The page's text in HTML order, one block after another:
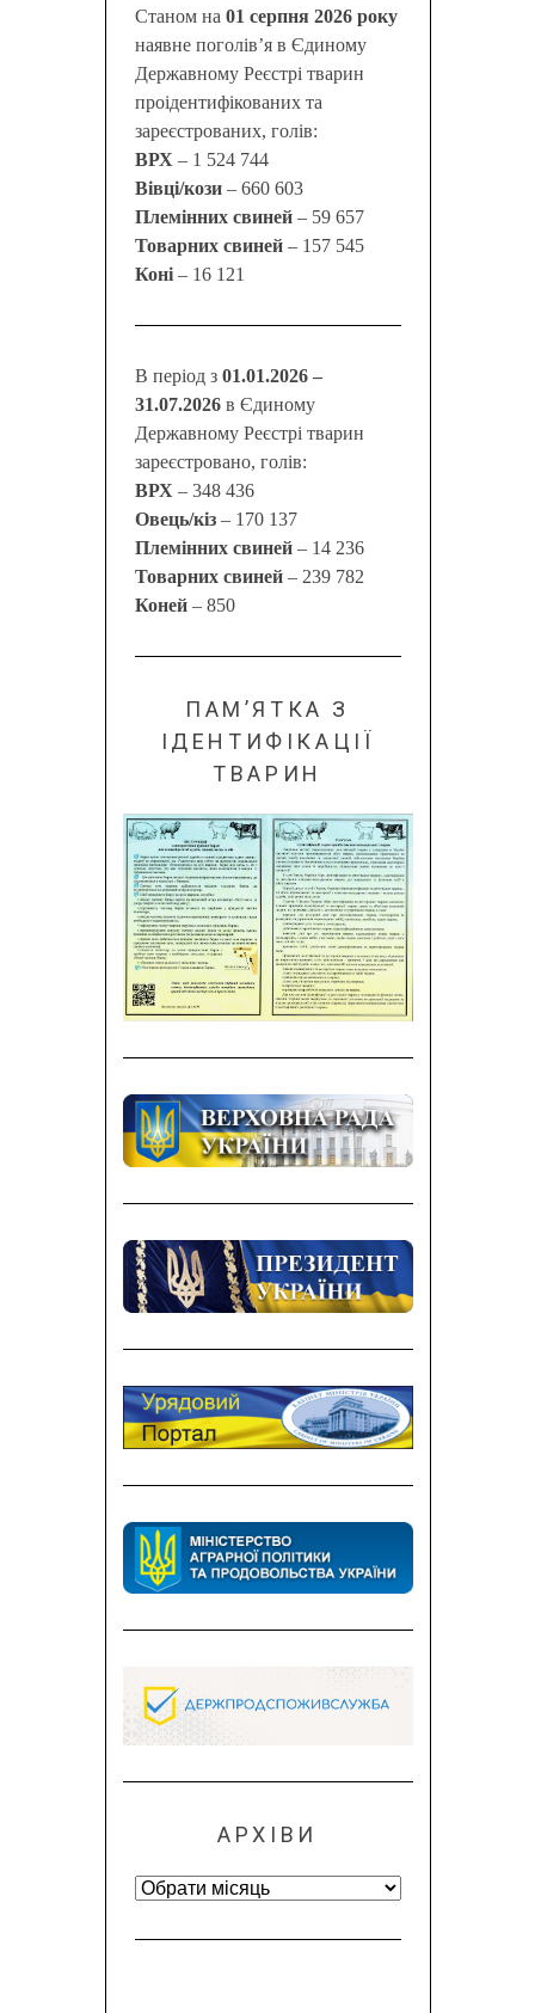
Станом на 01 серпня 2026 року
наявне поголів’я в Єдиному
Державному Реєстрі тварин
проідентифікованих та
зареєстрованих, голів:
ВРХ – 1 524 744
Вівці/кози– 660 603
Племінних свиней– 59 657
Товарних свиней – 157 545
Коні– 16 121
В період з01.01.2026 –
31.07.2026 в Єдиному
Державному Реєстрі тварин
зареєстровано, голів:
ВРХ – 348 436
Овець/кіз– 170 137
Племінних свиней– 14 236
Товарних свиней– 239 782
Коней– 850
ПАМ’ЯТКА З
ІДЕНТИФІКАЦІЇ
ТВАРИН
АРХІВИ
Архіви